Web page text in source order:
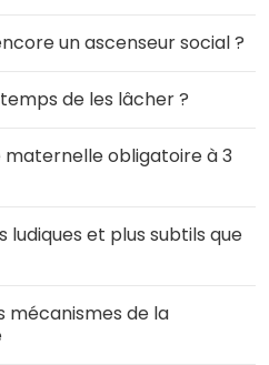
un ascenseur social ?
de les lâcher ?
maternelle obligatoire à 3
ludiques et plus subtils que
mécanismes de la